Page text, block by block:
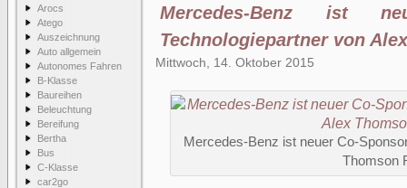
Arocs
Atego
Auszeichnung
Auto allgemein
Autonomes Fahren
B-Klasse
Baureihen
Beleuchtung
Bereifung
Bertha
Bus
C-Klasse
car2go
Mercedes-Benz ist
Technologiepartner von
Mittwoch, 14. Oktober 2015
Mercedes-Benz ist neuer Co-
Thomson